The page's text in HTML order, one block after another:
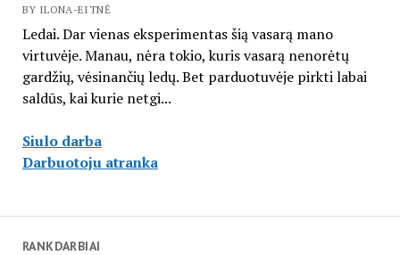
BY ILONA-EITNĖ
Ledai. Dar vienas eksperimentas šią vasarą mano
virtuvėje. Manau, nėra tokio, kuris vasarą nenorėtų
gardžių, vėsinančių ledų. Bet parduotuvėje pirkti labai
saldūs, kai kurie netgi...
Siulo darba
Darbuotoju atranka
RANKDARBIAI